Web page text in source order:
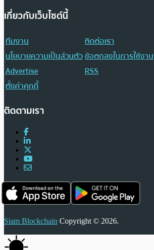
เกี่ยวกับเว็บไซต์นี้
ทีมงาน
ติดต่อเรา
นโยบายความเป็นส่วนตัวข้อตกลงในการใช้งาน
Advertise
RSS
ตั้งค่าคุกกี้
ติดตามเรา
Siam Blockchain Copyright © 2026.